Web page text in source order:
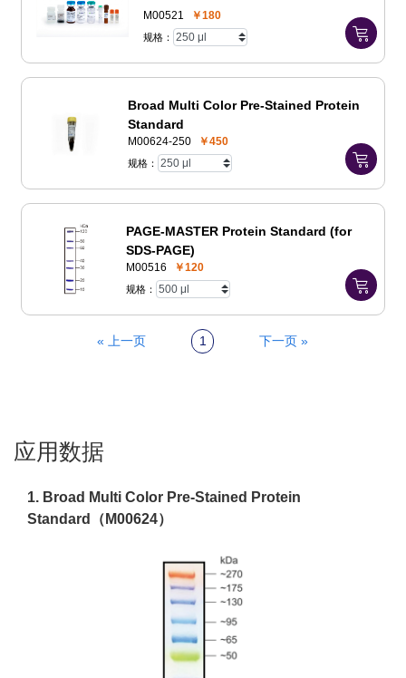
M00521 ￥180
规格：
Broad Multi Color Pre-Stained Protein
Standard
M00624-250 ￥450
规格：
PAGE-MASTER Protein Standard (for
SDS-PAGE)
M00516 ￥120
规格：
« 上一页 1 下一页 »
应用数据
1. Broad Multi Color Pre-Stained Protein
Standard（M00624）